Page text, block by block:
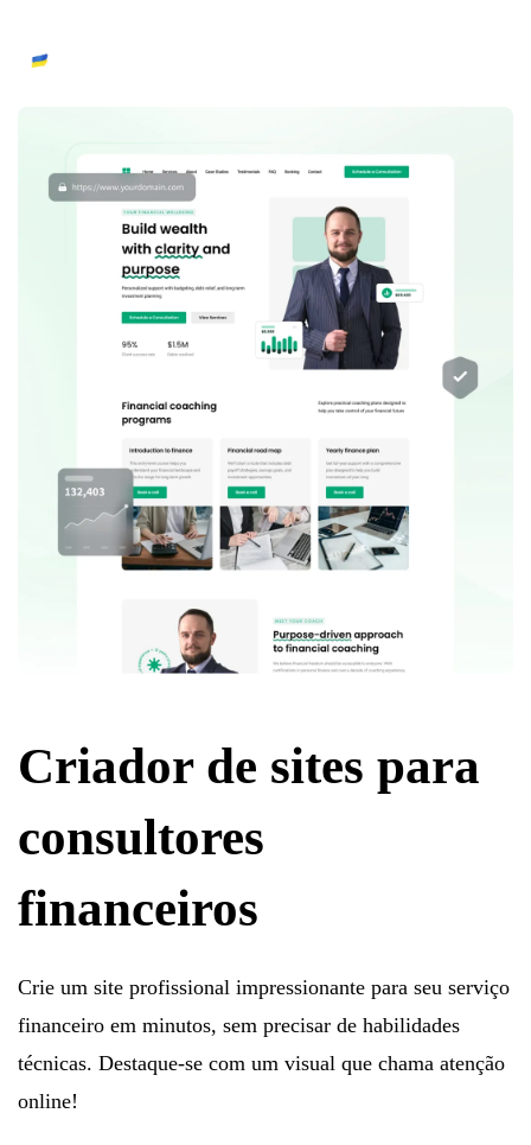
Criador de sites para
consultores
financeiros
Crie um site profissional impressionante para seu serviço
financeiro em minutos, sem precisar de habilidades
técnicas. Destaque-se com um visual que chama atenção
online!